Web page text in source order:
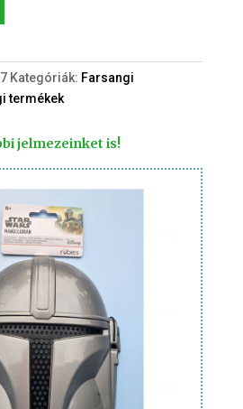
Kategóriák: Farsangi
termékek
jelmezeinket is!